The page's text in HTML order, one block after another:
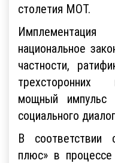
столетия МОТ.
национальное
частности,
трехсторонних
мощный импульс
социального
В соответствии
плюс» в процессе